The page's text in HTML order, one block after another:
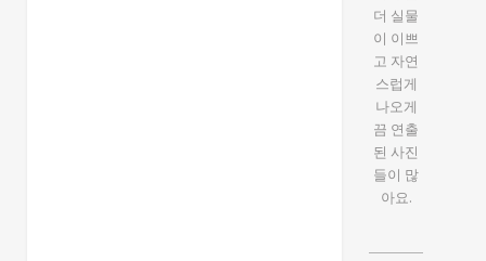
더 실물
이 이쁘
고 자연
스럽게
나오게
끔 연출
된 사진
들이 많
아요.